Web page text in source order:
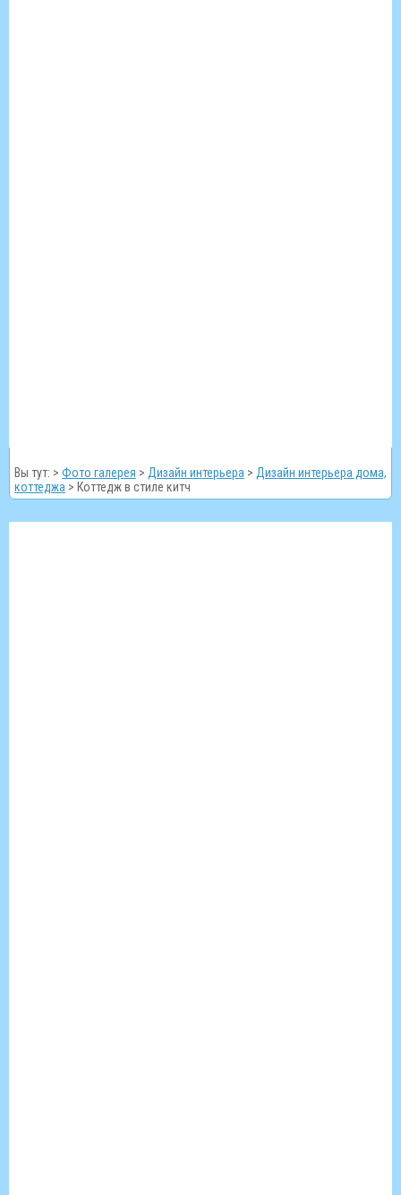
Вы тут: > Фото галерея > Дизайн интерьера > Дизайн интерьера дома,
коттеджа > Коттедж в стиле китч